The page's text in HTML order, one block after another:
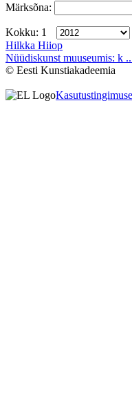
Märksõna:
Kokku: 1
Hilkka Hiiop
Nüüdiskunst muuseumis: k
© Eesti Kunstiakadeemia